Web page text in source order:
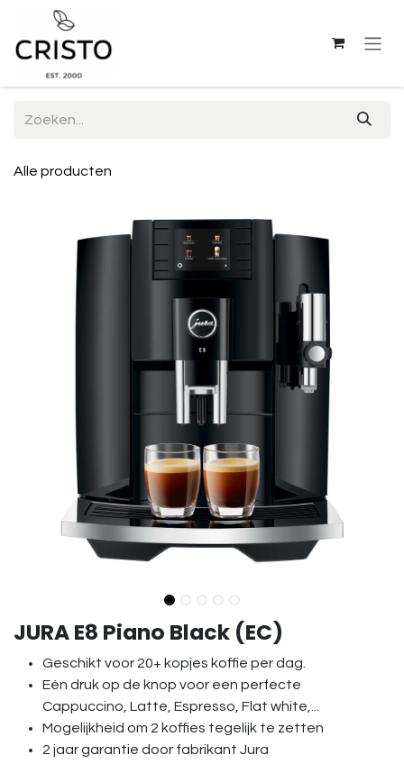
Overslaan naar inhoud
Alle producten
JURA E8 Piano Black (EC)
Geschikt voor 20+ kopjes koffie per dag.
Eén druk op de knop voor een perfecte
Cappuccino, Latte, Espresso, Flat white,...
Mogelijkheid om 2 koffies tegelijk te zetten
2 jaar garantie door fabrikant Jura